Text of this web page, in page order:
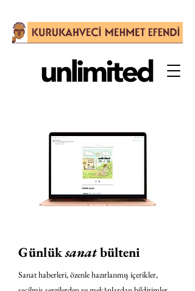
Günlüksanatbülteni
Sanat haberleri, özenle hazırlanmış içerikler,